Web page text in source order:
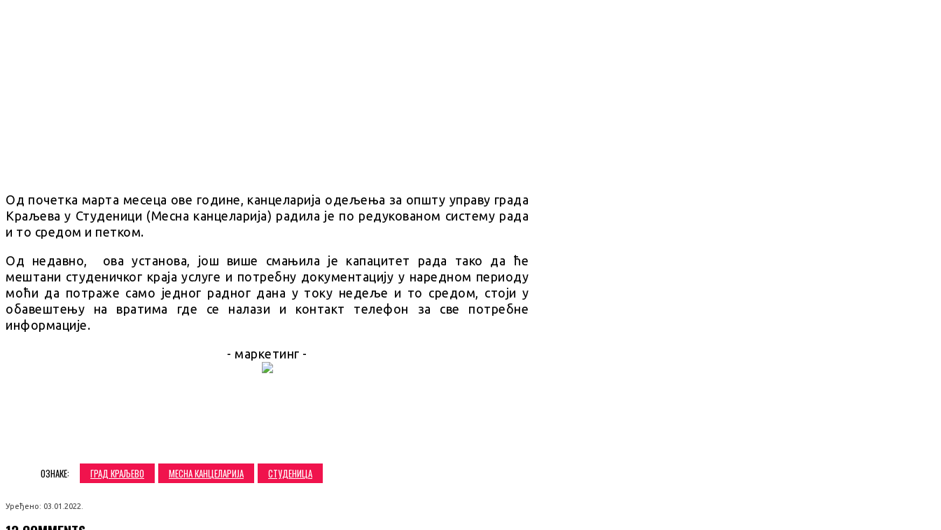
Од почетка марта месеца ове године, канцеларија одељења за општу управу града
Краљева у Студеници (Месна канцеларија) радила је по редукованом систему рада
и то средом и петком.
Од недавно, ова установа, још више смањила је капацитет рада тако да ће
мештани студеничког краја услуге и потребну документацију у наредном периоду
моћи да потраже само једног радног дана у току недеље и то средом, стоји у
обавештењу на вратима где се налази и контакт телефон за све потребне
информације.
- маркетинг -
ОЗНАКЕ: ГРАД КРАЉЕВО МЕСНА КАНЦЕЛАРИЈА СТУДЕНИЦА
Уређено: 03.01.2022.